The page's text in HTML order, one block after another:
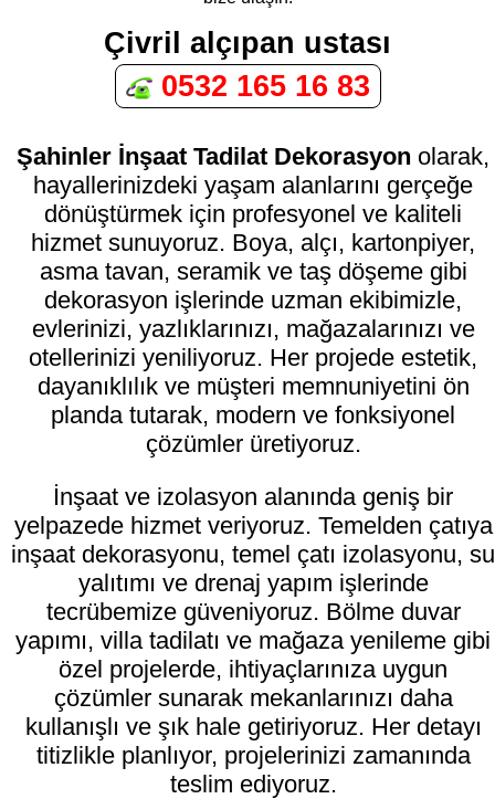
Çivril alçıpan ustası
0532 165 16 83
Şahinler İnşaat Tadilat Dekorasyon olarak,
hayallerinizdeki yaşam alanlarını gerçeğe
dönüştürmek için profesyonel ve kaliteli
hizmet sunuyoruz. Boya, alçı, kartonpiyer,
asma tavan, seramik ve taş döşeme gibi
dekorasyon işlerinde uzman ekibimizle,
evlerinizi, yazlıklarınızı, mağazalarınızı ve
otellerinizi yeniliyoruz. Her projede estetik,
dayanıklılık ve müşteri memnuniyetini ön
planda tutarak, modern ve fonksiyonel
çözümler üretiyoruz.
İnşaat ve izolasyon alanında geniş bir
yelpazede hizmet veriyoruz. Temelden çatıya
inşaat dekorasyonu, temel çatı izolasyonu, su
yalıtımı ve drenaj yapım işlerinde
tecrübemize güveniyoruz. Bölme duvar
yapımı, villa tadilatı ve mağaza yenileme gibi
özel projelerde, ihtiyaçlarınıza uygun
çözümler sunarak mekanlarınızı daha
kullanışlı ve şık hale getiriyoruz. Her detayı
titizlikle planlıyor, projelerinizi zamanında
teslim ediyoruz.